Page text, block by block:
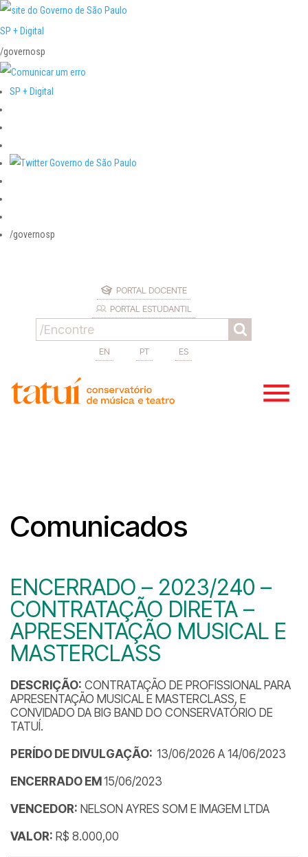
SP + Digital
/governosp
SP + Digital
/governosp
PORTAL DOCENTE
PORTAL ESTUDANTIL
EN PT ES
Comunicados
ENCERRADO – 2023/240 –
CONTRATAÇÃO DIRETA –
APRESENTAÇÃO MUSICAL E
MASTERCLASS
DESCRIÇÃO: CONTRATAÇÃO DE PROFISSIONAL PARA
APRESENTAÇÃO MUSICAL E MASTERCLASS, E
CONVIDADO DA BIG BAND DO CONSERVATÓRIO DE
TATUÍ.
PERÍDO DE DIVULGAÇÃO: 13/06/2026 A 14/06/2023
ENCERRADO EM 15/06/2023
VENCEDOR: NELSON AYRES SOM E IMAGEM LTDA
VALOR: R$ 8.000,00